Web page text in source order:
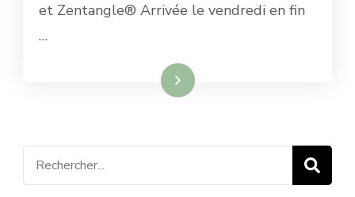
ET
et Zentangle® Arrivée le vendredi en fin
…
Lire la suite
Recherche
pour